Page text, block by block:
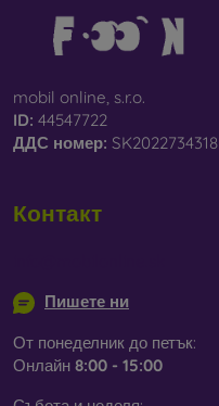
mobil online, s.r.o.
ID: 44547722
ДДС ​​номер: SK2022734318
Контакт
Пишете ни
От понеделник до петък:
Онлайн 8:00 - 15:00